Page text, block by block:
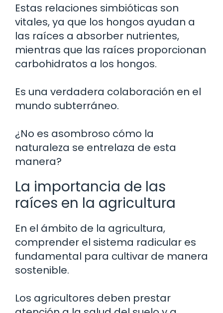
Estas relaciones simbióticas son
vitales, ya que los hongos ayudan a
las raíces a absorber nutrientes,
mientras que las raíces proporcionan
carbohidratos a los hongos.
Es una verdadera colaboración en el
mundo subterráneo.
¿No es asombroso cómo la
naturaleza se entrelaza de esta
manera?
La importancia de las
raíces en la agricultura
En el ámbito de la agricultura,
comprender el sistema radicular es
fundamental para cultivar de manera
sostenible.
Los agricultores deben prestar